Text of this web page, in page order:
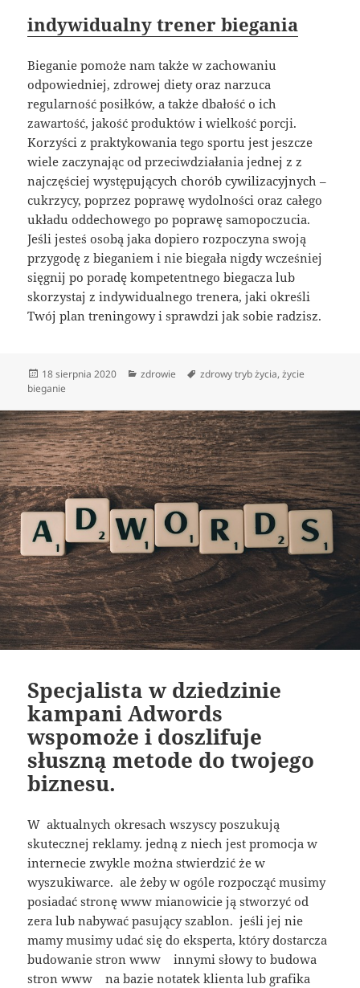
indywidualny trener biegania
Bieganie pomoże nam także w zachowaniu
odpowiedniej, zdrowej diety oraz narzuca
regularność posiłków, a także dbałość o ich
zawartość, jakość produktów i wielkość porcji.
Korzyści z praktykowania tego sportu jest jeszcze
wiele zaczynając od przeciwdziałania jednej z z
najczęściej występujących chorób cywilizacyjnych –
cukrzycy, poprzez poprawę wydolności oraz całego
układu oddechowego po poprawę samopoczucia.
Jeśli jesteś osobą jaka dopiero rozpoczyna swoją
przygodę z bieganiem i nie biegała nigdy wcześniej
sięgnij po poradę kompetentnego biegacza lub
skorzystaj z indywidualnego trenera, jaki określi
Twój plan treningowy i sprawdzi jak sobie radzisz.
Data
publikacji
18 sierpnia 2020 Kategorie
zdrowie Tagi
zdrowy tryb życia,życie
bieganie
Specjalista w dziedzinie
kampani Adwords
wspomoże i doszlifuje
słuszną metode do twojego
biznesu.
W aktualnych okresach wszyscy poszukują
skutecznej reklamy. jedną z niech jest promocja w
internecie zwykle można stwierdzić że w
wyszukiwarce. ale żeby w ogóle rozpocząć musimy
posiadać stronę www mianowicie ją stworzyć od
zera lub nabywać pasujący szablon. jeśli jej nie
mamy musimy udać się do eksperta, który dostarcza
budowanie stron www innymi słowy to budowa
stron www na bazie notatek klienta lub grafika